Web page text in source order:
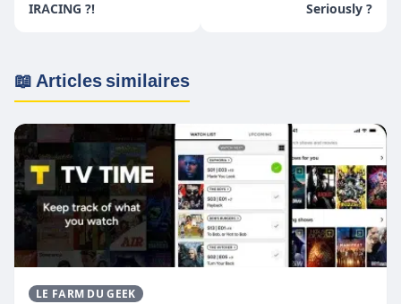
IRACING ?!
Seriously ?
📖 Articles similaires
LE FARM DU GEEK